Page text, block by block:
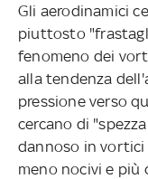
Gli aerodinamici
piuttosto
fenomeno dei
alla tendenza
pressione verso
cercano di
dannoso in vortici
meno nocivi e più